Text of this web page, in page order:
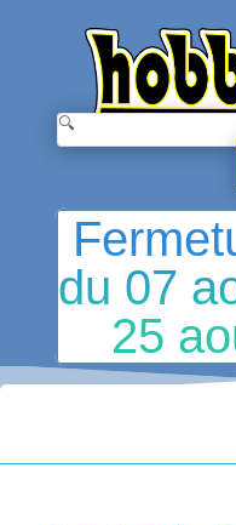
du 07
25